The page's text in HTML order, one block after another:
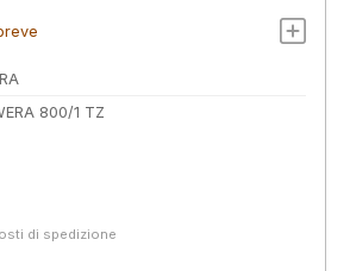
800/1 TZ
di spedizione